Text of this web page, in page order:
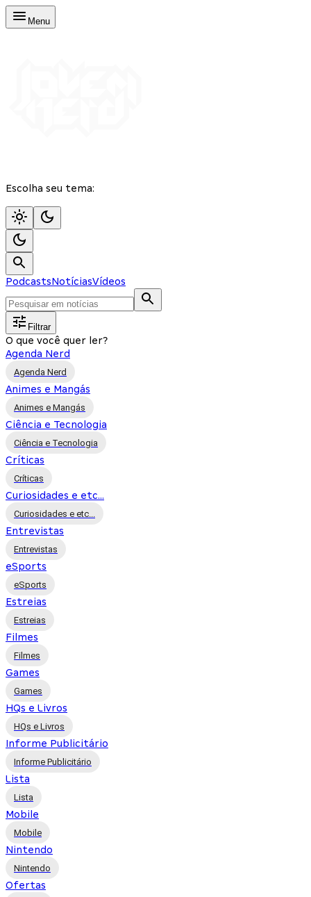
Menu
Escolha seu tema:
PodcastsNotíciasVídeos
Filtrar
O que você quer ler?
Agenda Nerd
Agenda Nerd
Animes e Mangás
Animes e Mangás
Ciência e Tecnologia
Ciência e Tecnologia
Críticas
Críticas
Curiosidades e etc...
Curiosidades e etc...
Entrevistas
Entrevistas
eSports
eSports
Estreias
Estreias
Filmes
Filmes
Games
Games
HQs e Livros
HQs e Livros
Informe Publicitário
Informe Publicitário
Lista
Lista
Mobile
Mobile
Nintendo
Nintendo
Ofertas